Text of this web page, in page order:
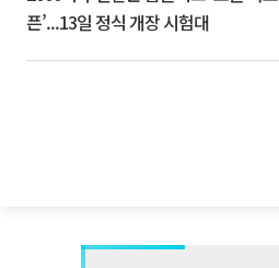
픈’...13일 정식 개장 시험대